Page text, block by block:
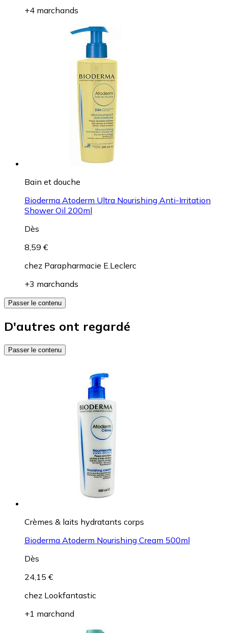
+4 marchands
Bain et douche
Bioderma Atoderm Ultra Nourishing Anti-Irritation
Shower Oil 200ml
Dès
8,59 €
chez Parapharmacie E.Leclerc
+3 marchands
Passer le contenu
D'autres ont regardé
Passer le contenu
Crèmes & laits hydratants corps
Bioderma Atoderm Nourishing Cream 500ml
Dès
24,15 €
chez Lookfantastic
+1 marchand